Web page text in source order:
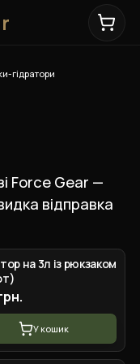
гідратори
Force Gear —
відправка
на 3л із рюкзаком
У кошик